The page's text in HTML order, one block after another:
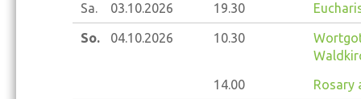
Sa. 03.10.2026 19.30
So. 04.10.2026 10.30
14.00
Rosary